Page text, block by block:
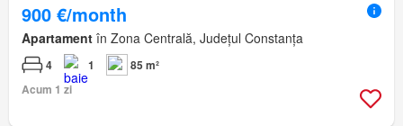
900 €/month
Apartament în Zona Centrală, Județul Constanța
4 1
85 m²
Acum 1 zi